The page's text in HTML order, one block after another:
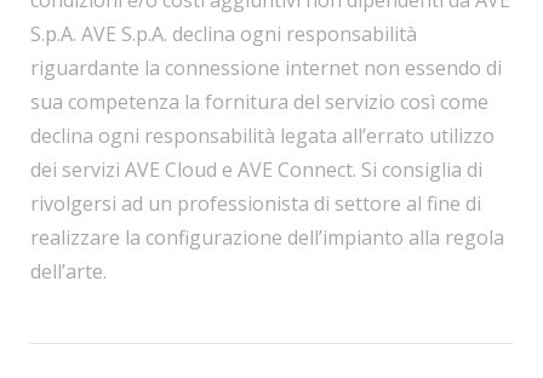
S.p.A. AVE S.p.A. declina ogni responsabilità
riguardante la connessione internet non essendo di
sua competenza la fornitura del servizio così come
declina ogni responsabilità legata all’errato utilizzo
dei servizi AVE Cloud e AVE Connect. Si consiglia di
rivolgersi ad un professionista di settore al fine di
realizzare la configurazione dell’impianto alla regola
dell’arte.